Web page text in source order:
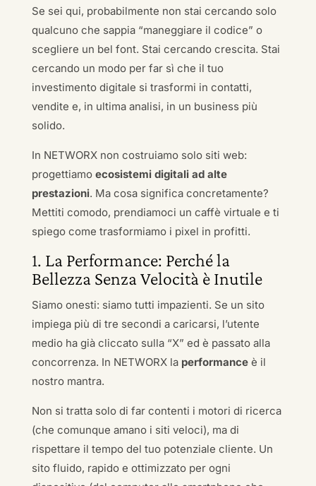
Se sei qui, probabilmente non stai cercando solo
qualcuno che sappia “maneggiare il codice” o
scegliere un bel font. Stai cercando crescita. Stai
cercando un modo per far sì che il tuo
investimento digitale si trasformi in contatti,
vendite e, in ultima analisi, in un business più
solido.
In NETWORX non costruiamo solo siti web:
progettiamo ecosistemi digitali ad alte
prestazioni. Ma cosa significa concretamente?
Mettiti comodo, prendiamoci un caffè virtuale e ti
spiego come trasformiamo i pixel in profitti.
1. La Performance: Perché la
Bellezza Senza Velocità è Inutile
Siamo onesti: siamo tutti impazienti. Se un sito
impiega più di tre secondi a caricarsi, l’utente
medio ha già cliccato sulla “X” ed è passato alla
concorrenza. In NETWORX la performanceè il
nostro mantra.
Non si tratta solo di far contenti i motori di ricerca
(che comunque amano i siti veloci), ma di
rispettare il tempo del tuo potenziale cliente. Un
sito fluido, rapido e ottimizzato per ogni